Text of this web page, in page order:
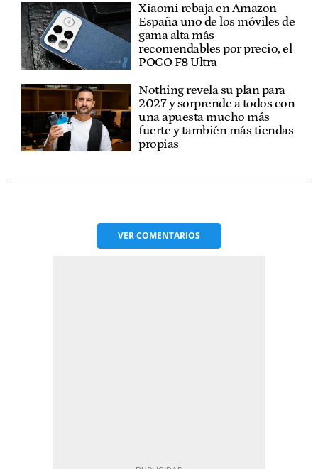
Xiaomi rebaja en Amazon
España uno de los móviles de
gama alta más
recomendables por precio, el
POCO F8 Ultra
Nothing revela su plan para
2027 y sorprende a todos con
una apuesta mucho más
fuerte y también más tiendas
propias
VERCOMENTARIOS